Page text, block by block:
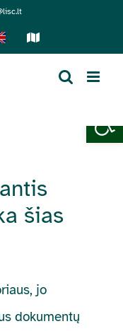
Sensorinis
šias
jo
dokumentų